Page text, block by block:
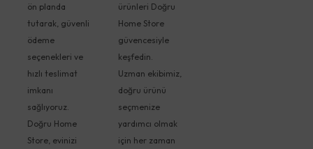
ön planda
tutarak, güvenli
ödeme
seçenekleri ve
hızlı teslimat
imkanı
sağlıyoruz.
Doğru Home
Store, evinizi
ürünleri Doğru
Home Store
güvencesiyle
keşfedin.
Uzman ekibimiz,
doğru ürünü
seçmenize
yardımcı olmak
için her zaman